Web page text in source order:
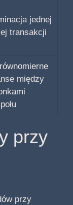
jednej
transakcji
między
przy
przy